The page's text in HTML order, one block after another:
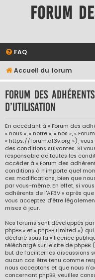
Forum
FAQ
Accueil du forum
Forum des
d’utilisation
En accédant à « Forum des
« nous », « notre », « nos », «
« https://forum.af3v.org »),
des conditions suivantes. Si
responsable de toutes les
accéder à « Forum des
conditions à n’importe quel
ces modifications, bien que
par vous-même. En effet, si
adhérents de l'AF3V » après
vous acceptez d’être
mises à jour.
Nos forums sont développés
phpBB » et « phpBB Limited »)
déclaré sous la « licence
téléchargé sur le site de phpBB
but de faciliter les discussions
aucun cas être tenu comme
nous acceptons et que nous
concernant phpBB, veuillez